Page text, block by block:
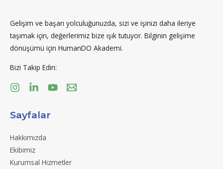
Gelişim ve başarı yolculuğunuzda, sizi ve işinizi daha ileriye
taşımak için, değerlerimiz bize ışık tutuyor. Bilginin gelişime
dönüşümü için HumanDO Akademi.
Bizi Takip Edin:
Sayfalar
Hakkımızda
Ekibimiz
Kurumsal Hizmetler